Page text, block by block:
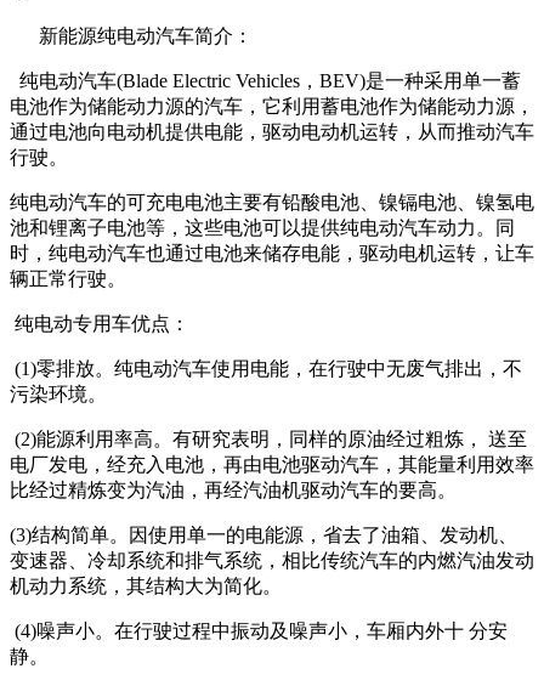
新能源纯电动汽车简介：
纯电动汽车(Blade Electric Vehicles，BEV)是一种采用单一蓄
电池作为储能动力源的汽车，它利用蓄电池作为储能动力源，
通过电池向电动机提供电能，驱动电动机运转，从而推动汽车
行驶。
纯电动汽车的可充电电池主要有铅酸电池、镍镉电池、镍氢电
池和锂离子电池等，这些电池可以提供纯电动汽车动力。同
时，纯电动汽车也通过电池来储存电能，驱动电机运转，让车
辆正常行驶。
纯电动专用车优点：
(1)零排放。纯电动汽车使用电能，在行驶中无废气排出，不
污染环境。
(2)能源利用率高。有研究表明，同样的原油经过粗炼， 送至
电厂发电，经充入电池，再由电池驱动汽车，其能量利用效率
比经过精炼变为汽油，再经汽油机驱动汽车的要高。
(3)结构简单。因使用单一的电能源，省去了油箱、发动机、
变速器、冷却系统和排气系统，相比传统汽车的内燃汽油发动
机动力系统，其结构大为简化。
(4)噪声小。在行驶过程中振动及噪声小，车厢内外十 分安
静。